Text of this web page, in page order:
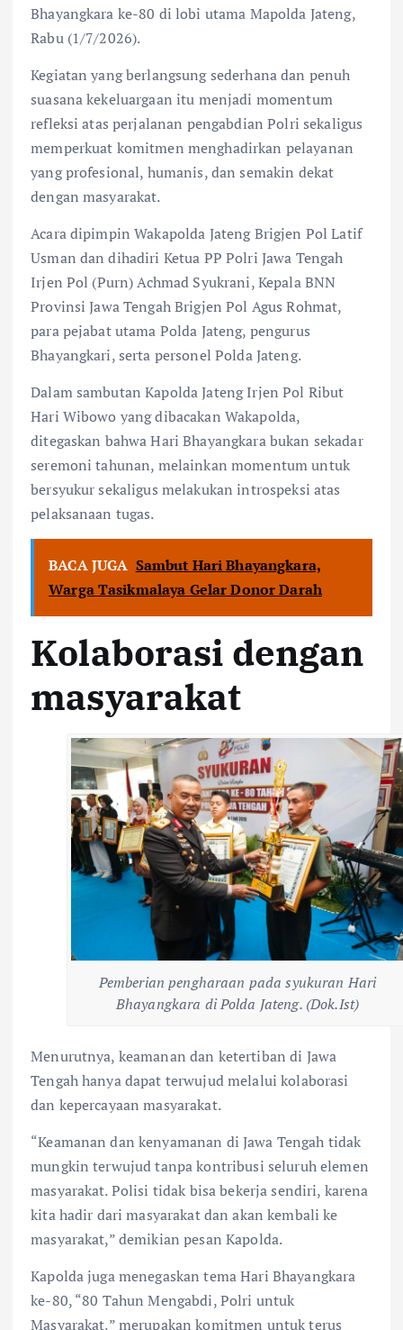
Bhayangkara ke-80 di lobi utama Mapolda Jateng,
Rabu (1/7/2026).
Kegiatan yang berlangsung sederhana dan penuh
suasana kekeluargaan itu menjadi momentum
refleksi atas perjalanan pengabdian Polri sekaligus
memperkuat komitmen menghadirkan pelayanan
yang profesional, humanis, dan semakin dekat
dengan masyarakat.
Acara dipimpin Wakapolda Jateng Brigjen Pol Latif
Usman dan dihadiri Ketua PP Polri Jawa Tengah
Irjen Pol (Purn) Achmad Syukrani, Kepala BNN
Provinsi Jawa Tengah Brigjen Pol Agus Rohmat,
para pejabat utama Polda Jateng, pengurus
Bhayangkari, serta personel Polda Jateng.
Dalam sambutan Kapolda Jateng Irjen Pol Ribut
Hari Wibowo yang dibacakan Wakapolda,
ditegaskan bahwa Hari Bhayangkara bukan sekadar
seremoni tahunan, melainkan momentum untuk
bersyukur sekaligus melakukan introspeksi atas
pelaksanaan tugas.
BACA JUGA Sambut Hari Bhayangkara,
Warga Tasikmalaya Gelar Donor Darah
Kolaborasi dengan
masyarakat
Pemberian pengharaan pada syukuran Hari
Bhayangkara di Polda Jateng. (Dok.Ist)
Menurutnya, keamanan dan ketertiban di Jawa
Tengah hanya dapat terwujud melalui kolaborasi
dan kepercayaan masyarakat.
“Keamanan dan kenyamanan di Jawa Tengah tidak
mungkin terwujud tanpa kontribusi seluruh elemen
masyarakat. Polisi tidak bisa bekerja sendiri, karena
kita hadir dari masyarakat dan akan kembali ke
masyarakat,” demikian pesan Kapolda.
Kapolda juga menegaskan tema Hari Bhayangkara
ke-80, “80 Tahun Mengabdi, Polri untuk
Masyarakat,” merupakan komitmen untuk terus